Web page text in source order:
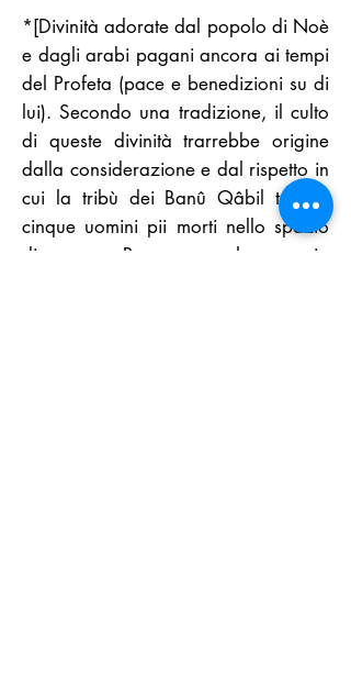
*[Divinità adorate dal popolo di Noè
e dagli arabi pagani ancora ai tempi
del Profeta (pace e benedizioni su di
lui). Secondo una tradizione, il culto
di queste divinità trarrebbe origine
dalla considerazione e dal rispetto in
cui la tribù dei Banû Qâbil teneva
cinque uomini pii morti nello spazio
di un mese. Per onorarne la memoria